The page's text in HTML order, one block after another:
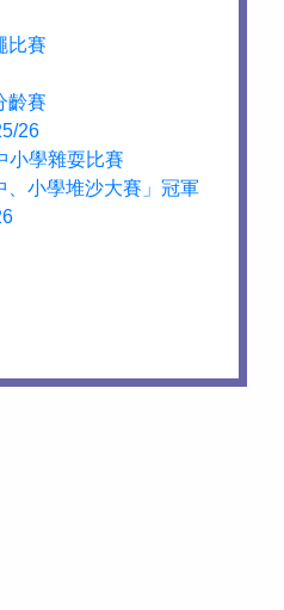
比賽
齡賽
26
小學雜耍比賽
、小學堆沙大賽」冠軍